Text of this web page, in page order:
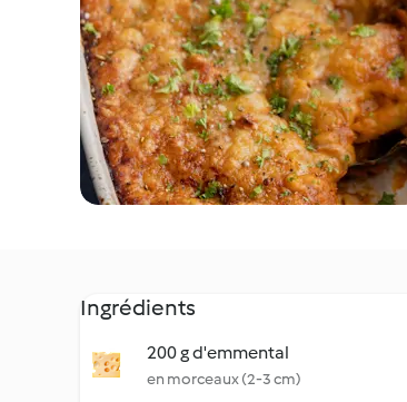
Ingrédients
200 g d'emmental
en morceaux (2-3 cm)